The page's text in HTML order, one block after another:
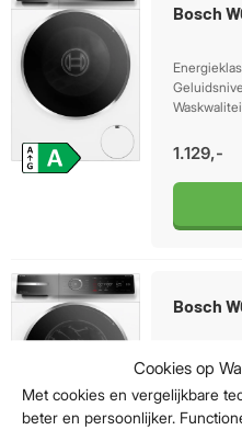
Cookies op
Met cookies en vergelijkbare
beter en persoonlijker.
Bosch
1.129,-
Bosch